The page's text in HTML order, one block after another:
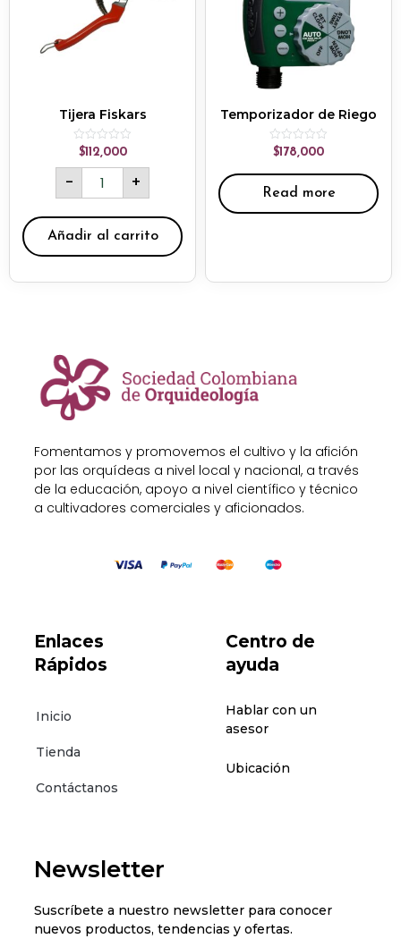
Tijera Fiskars
Rated
out
$112,000
- +
Añadir al carrito
Temporizador de Riego
Rated
5
$178,000
Read more
Fomentamos y promovemos el cultivo y la afición
por las orquídeas a nivel local y nacional, a través
de la educación, apoyo a nivel científico y técnico
a cultivadores comerciales y aficionados.
Enlaces
Rápidos
Inicio
Tienda
Contáctanos
Centro de
ayuda
Hablar con un
asesor
Ubicación
Newsletter
Suscríbete a nuestro newsletter para conocer
nuevos productos, tendencias y ofertas.